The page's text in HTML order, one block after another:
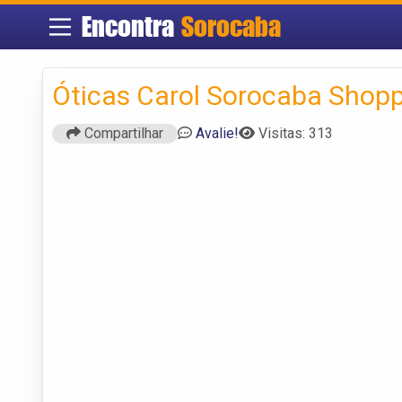
Encontra Sorocaba
Óticas Carol Sorocaba
Compartilhar Avalie! Visitas: 313